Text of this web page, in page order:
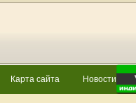
Карта сайта Новости